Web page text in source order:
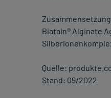
Biatain® Alginate
Quelle:
Stand: 09/2022